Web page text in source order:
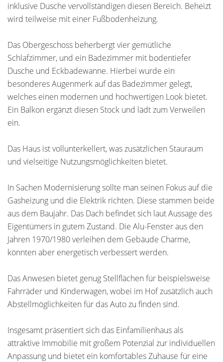
inklusive Dusche vervollständigen diesen Bereich. Beheizt
wird teilweise mit einer Fußbodenheizung.
Das Obergeschoss beherbergt vier gemütliche
Schlafzimmer, und ein Badezimmer mit bodentiefer
Dusche und Eckbadewanne. Hierbei wurde ein
besonderes Augenmerk auf das Badezimmer gelegt,
welches einen modernen und hochwertigen Look bietet.
Ein Balkon ergänzt diesen Stock und lädt zum Verweilen
ein.
Das Haus ist vollunterkellert, was zusätzlichen Stauraum
und vielseitige Nutzungsmöglichkeiten bietet.
In Sachen Modernisierung sollte man seinen Fokus auf die
Gasheizung und die Elektrik richten. Diese stammen beide
aus dem Baujahr. Das Dach befindet sich laut Aussage des
Eigentümers in gutem Zustand. Die Alu-Fenster aus den
Jahren 1970/1980 verleihen dem Gebäude Charme,
könnten aber energetisch verbessert werden.
Das Anwesen bietet genug Stellflächen für beispielsweise
Fahrräder und Kinderwagen, wobei im Hof zusätzlich auch
Abstellmöglichkeiten für das Auto zu finden sind.
Insgesamt präsentiert sich das Einfamilienhaus als
attraktive Immobilie mit großem Potenzial zur individuellen
Anpassung und bietet ein komfortables Zuhause für eine